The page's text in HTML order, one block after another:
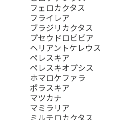
フェロカクタス
フライレア
ブラジリカクタス
プセウドロビビア
ヘリアントケレウス
ペレスキア
ペレスキオプシス
ホマロケファラ
ポラスキア
マツカナ
マミラリア